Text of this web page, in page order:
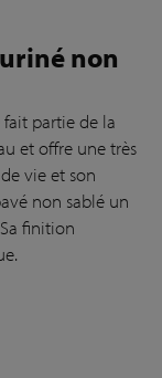
non
partie de la
et offre une très
vie et son
non sablé un
finition